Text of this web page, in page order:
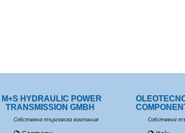
M+S HYDRAULIC POWER
TRANSMISSION GMBH
Собствена търговска компания Собствена